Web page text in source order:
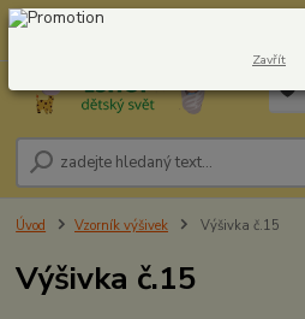
604278943
Úvod Vzorník výšivek Výšivka č.15
Výšivka č.15
Zavřít